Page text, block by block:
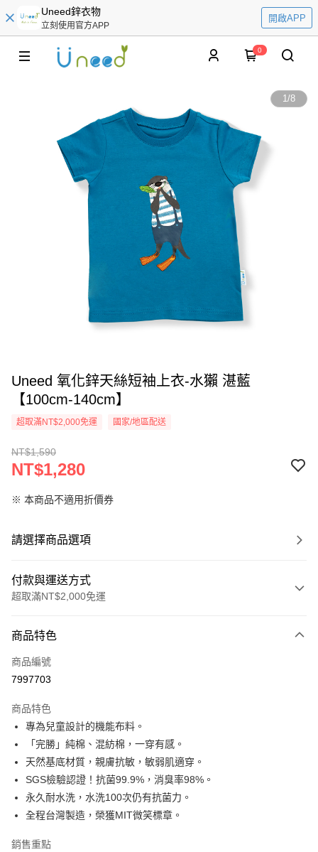
Uneed鋅衣物
立刻使用官方APP
開啟APP
0
1/8
Uneed 氧化鋅天絲短袖上衣-水獺 湛藍
【100cm-140cm】
超取滿NT$2,000免運 國家/地區配送
NT$1,590
NT$1,280
※ 本商品不適用折價券
請選擇商品選項
付款與運送方式
超取滿NT$2,000免運
信用卡一次付款
LINE Pay
街口支付
悠遊付
Google Pay
全盈+PAY
相關說明
商品特色
商品編號
7997703
商品特色
專為兒童設計的機能布料。
「完勝」純棉、混紡棉，一穿有感。
天然基底材質，親膚抗敏，敏弱肌適穿。
SGS檢驗認證！抗菌99.9%，消臭率98%。
永久耐水洗，水洗100次仍有抗菌力。
全程台灣製造，榮獲MIT微笑標章。
銷售重點